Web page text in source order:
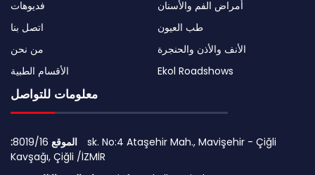
فديوهات
اتصل بنا
من نحن
الأقسام الطبية
أمراض الفم والأسنان
طب العيون
الأنف والأذن والحنجرة
Ekol Roadshows
معلومات للتواصل
:الموقع 8019/16 sk. No:4 Ataşehir Mah., Mavişehir - Çiğli
Kavşağı, Çiğli /İZMİR